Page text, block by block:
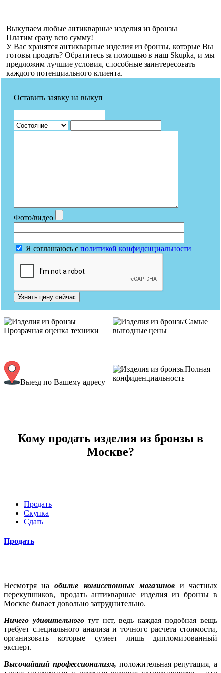
Выкупаем любые антикварные изделия из бронзы
Платим сразу всю сумму!
У Вас хранятся антикварные изделия из бронзы, которые Вы
готовы продать? Обратитесь за помощью в наш Skupka, и мы
предложим лучшие условия, способные заинтересовать
каждого потенциального клиента.
Оставить заявку на выкуп
Фото/видео
Я соглашаюсь с политикой конфиденциальности
Узнать цену сейчас
Прозрачная оценка техники
Самые
выгодные цены
Выезд по Вашему адресу
Полная
конфиденциальность
Кому продать изделия из бронзы в
Москве?
Продать
Скупка
Сдать
Продать
Несмотря наобилие комиссионных магазинови частных
перекупщиков, продать антикварные изделия из бронзы в
Москве бывает довольно затруднительно.
Ничего удивительноготут нет, ведь каждая подобная вещь
требует специального анализа и точного расчета стоимости,
организовать которые сумеет лишь дипломированный
эксперт.
Высочайший профессионализм, положительная репутация, а